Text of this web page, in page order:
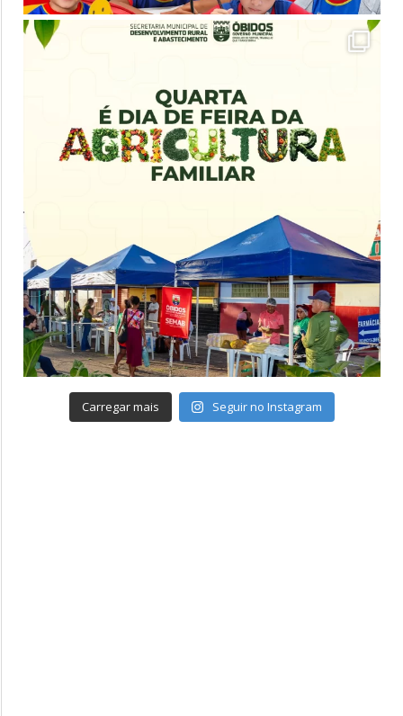
Carregar mais Seguir no Instagram